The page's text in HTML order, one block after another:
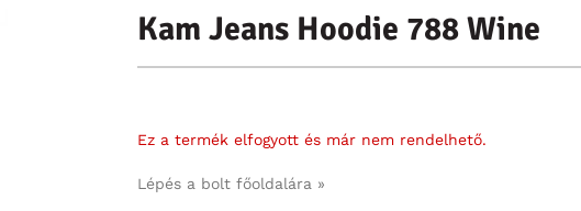
Kam Jeans Hoodie 788 Wine
Ez a termék elfogyott és már nem rendelhető.
Lépés a bolt főoldalára »